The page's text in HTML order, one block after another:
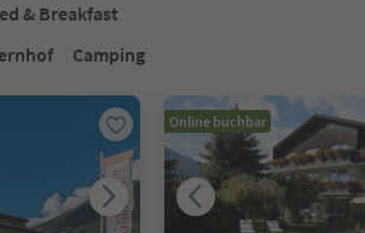
& Breakfast
Camping
Online buchbar